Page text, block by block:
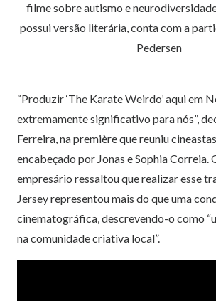
filme sobre autismo e
possui versão literária, conta com a
Pedersen
“Produzir ‘The Karate Weirdo’ aqui em
extremamente significativo para nós”,
Ferreira, na première que reuniu
encabeçado por Jonas e Sophia Correia.
empresário ressaltou que realizar esse
Jersey representou mais do que uma
cinematográfica, descrevendo-o como
na comunidade criativa local”.